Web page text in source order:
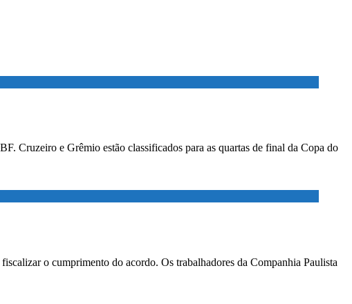
Cruzeiro e Grêmio estão classificados para as quartas de final da Copa do
o cumprimento do acordo. Os trabalhadores da Companhia Paulista